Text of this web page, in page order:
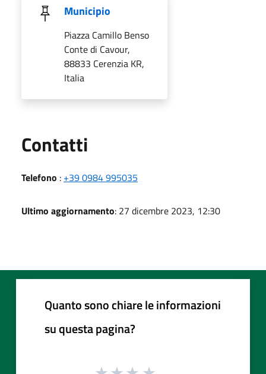
Municipio
Piazza Camillo Benso
Conte di Cavour,
88833 Cerenzia KR,
Italia
Contatti
Telefono : +39 0984 995035
Ultimo aggiornamento: 27 dicembre 2023, 12:30
Quanto sono chiare le informazioni
su questa pagina?